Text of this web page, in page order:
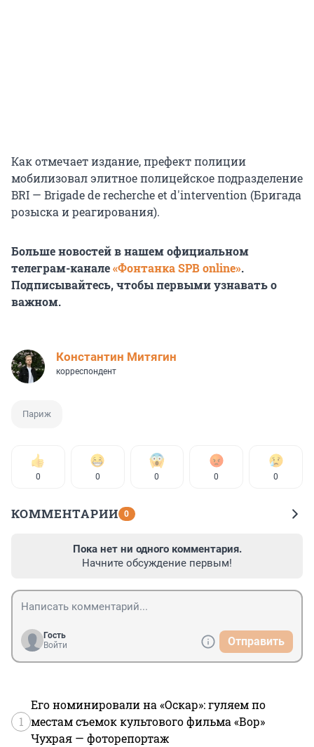
Как отмечает издание, префект полиции
мобилизовал элитное полицейское подразделение
BRI — Brigade de recherche et d'intervention (Бригада
розыска и реагирования).
Больше новостей в нашем официальном
телеграм-канале«Фонтанка SPB online».
Подписывайтесь, чтобы первыми узнавать о
важном.
Константин Митягин
корреспондент
Париж
0 0 0 0 0
КОММЕНТАРИИ 0
Пока нет ни одного комментария.
Начните обсуждение первым!
Гость
Войти
Отправить
1
Его номинировали на «Оскар»: гуляем по
местам съемок культового фильма «Вор»
Чухрая — фоторепортаж